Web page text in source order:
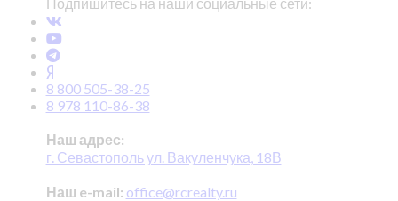
8 800 505-38-25
8 978 110-86-38
Наш адрес:
г. Севастополь ул. Вакуленчука, 18В
Наш e-mail: office@rcrealty.ru